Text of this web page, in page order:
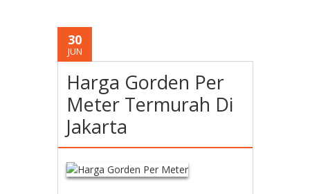
30
JUN
Harga Gorden Per
Meter Termurah Di
Jakarta